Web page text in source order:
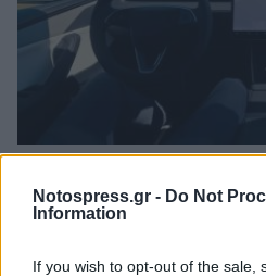
Notospress.gr - Do Not
Information
If you wish to opt-out of the sale,
13/07/2026 07:16